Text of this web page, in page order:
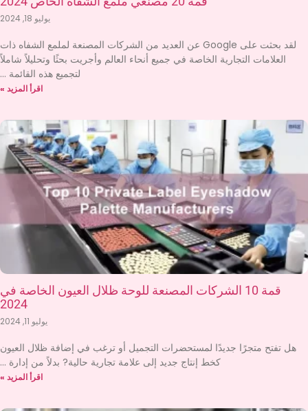
يوليو 18, 2024
لقد بحثت على Google عن العديد من الشركات المصنعة لملمع الشفاه ذات
العلامات التجارية الخاصة في جميع أنحاء العالم وأجريت بحثًا وتحليلاً شاملاً
لتجميع هذه القائمة
اقرأ المزيد »
قمة 10 الشركات المصنعة للوحة ظلال العيون الخاصة في
2024
يوليو 11, 2024
هل تفتح متجرًا جديدًا لمستحضرات التجميل أو ترغب في إضافة ظلال العيون
كخط إنتاج جديد إلى علامة تجارية حالية? بدلاً من إدارة
اقرأ المزيد »